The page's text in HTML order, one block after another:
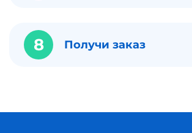
8 Получи заказ